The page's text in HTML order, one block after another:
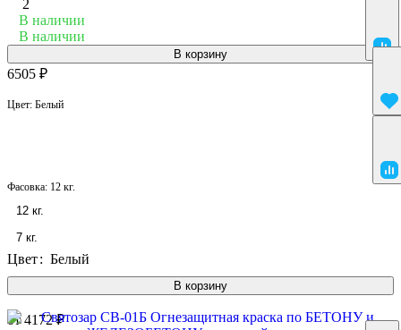
2
В наличии
В корзину
В наличии
В корзину
6505 ₽
Цвет: Белый
Фасовка: 12 кг.
12 кг.
7 кг.
Цвет: Белый
от 4172 ₽